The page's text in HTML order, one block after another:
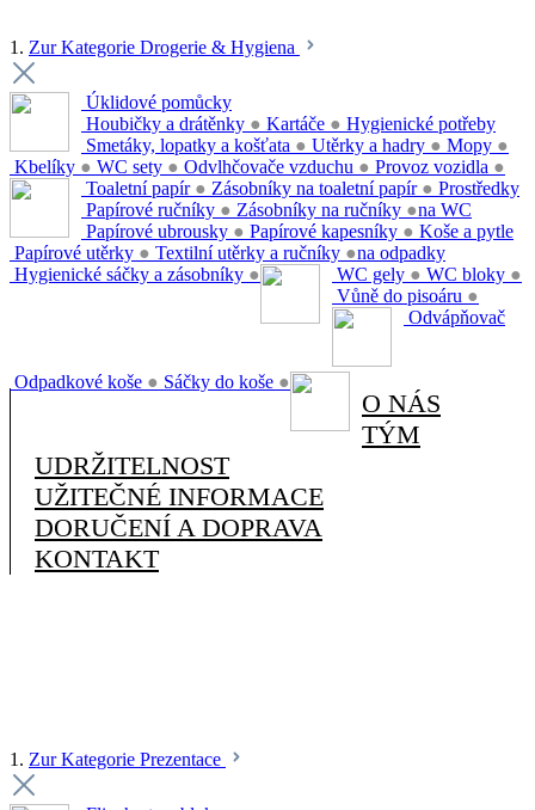
1. Zur Kategorie Drogerie & Hygiena
Úklidové pomůcky
Houbičky a drátěnky ● Kartáče ●
Smetáky, lopatky a košťata ● Utěrky a hadry ● Mopy ●
Kbelíky ● WC sety ● Odvlhčovače vzduchu ● Provoz vozidla ●
Hygienické potřeby
Toaletní papír ● Zásobníky na toaletní papír ●
Papírové ručníky ● Zásobníky na ručníky ●
Papírové ubrousky ● Papírové kapesníky ●
Papírové utěrky ● Textilní utěrky a ručníky ●
Hygienické sáčky a zásobníky ●
Prostředky
na WC
WC gely ● WC bloky ●
Vůně do pisoáru ●
Koše a pytle
na odpadky
Odpadkové koše ● Sáčky do koše ●
Odvápňovač
O NÁS
TÝM
UDRŽITELNOST
UŽITEČNÉ INFORMACE
DORUČENÍ A DOPRAVA
KONTAKT
1. Zur Kategorie Prezentace